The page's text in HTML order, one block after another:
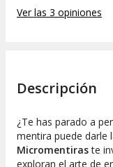
Ver las 3 opiniones
Descripción
¿Te has parado a
mentira puede darle
Micromentiraste
exploran el arte de